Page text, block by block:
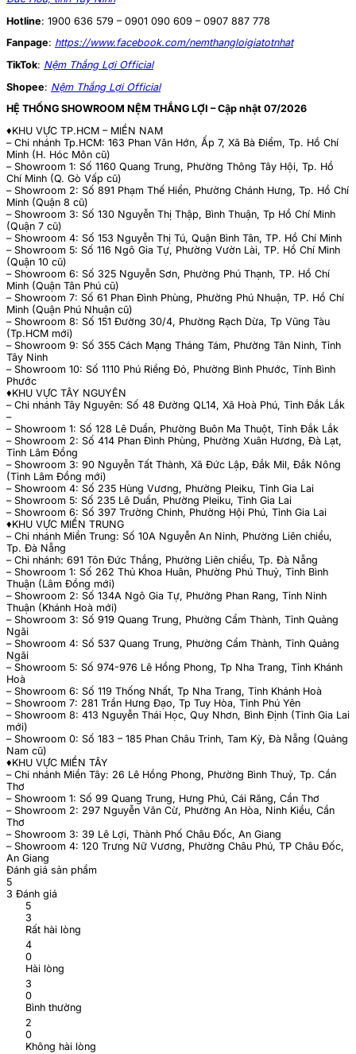
Hotline: 1900 636 579 – 0901 090 609 – 0907 887 778
Fanpage: https://www.facebook.com/nemthangloigiatotnhat
TikTok: Nệm Thắng Lợi Official
Shopee: Nệm Thắng Lợi Official
HỆ THỐNG SHOWROOM NỆM THẮNG LỢI – Cập nhật 07/2026
♦️KHU VỰC TP.HCM – MIỀN NAM
– Chi nhánh Tp.HCM: 163 Phan Văn Hớn, Ấp 7, Xã Bà Điểm, Tp. Hồ Chí
Minh (H. Hóc Môn cũ)
– Showroom 1: Số 1160 Quang Trung, Phường Thông Tây Hội, Tp. Hồ
Chí Minh (Q. Gò Vấp cũ)
– Showroom 2: Số 891 Phạm Thế Hiển, Phường Chánh Hưng, Tp. Hồ Chí
Minh (Quận 8 cũ)
– Showroom 3: Số 130 Nguyễn Thị Thập, Bình Thuận, Tp Hồ Chí Minh
(Quận 7 cũ)
– Showroom 4: Số 153 Nguyễn Thị Tú, Quận Bình Tân, TP. Hồ Chí Minh
– Showroom 5: Số 116 Ngô Gia Tự, Phường Vườn Lài, TP. Hồ Chí Minh
(Quận 10 cũ)
– Showroom 6: Số 325 Nguyễn Sơn, Phường Phú Thạnh, TP. Hồ Chí
Minh (Quận Tân Phú cũ)
– Showroom 7: Số 61 Phan Đình Phùng, Phường Phú Nhuận, TP. Hồ Chí
Minh (Quận Phú Nhuận cũ)
– Showroom 8: Số 151 Đường 30/4, Phường Rạch Dừa, Tp Vũng Tàu
(Tp.HCM mới)
– Showroom 9: Số 355 Cách Mạng Tháng Tám, Phường Tân Ninh, Tỉnh
Tây Ninh
– Showroom 10: Số 1110 Phú Riềng Đỏ, Phường Bình Phước, Tỉnh Bình
Phước
♦️KHU VỰC TÂY NGUYÊN
– Chi nhánh Tây Nguyên: Số 48 Đường QL14, Xã Hoà Phú, Tỉnh Đắk Lắk
–
– Showroom 1: Số 128 Lê Duẩn, Phường Buôn Ma Thuột, Tỉnh Đắk Lắk
– Showroom 2: Số 414 Phan Đình Phùng, Phường Xuân Hương, Đà Lạt,
Tỉnh Lâm Đồng
– Showroom 3: 90 Nguyễn Tất Thành, Xã Đức Lập, Đắk Mil, Đắk Nông
(Tỉnh Lâm Đồng mới)
– Showroom 4: Số 235 Hùng Vương, Phường Pleiku, Tỉnh Gia Lai
– Showroom 5: Số 235 Lê Duẩn, Phường Pleiku, Tỉnh Gia Lai
– Showroom 6: Số 397 Trường Chinh, Phường Hội Phú, Tỉnh Gia Lai
♦️KHU VỰC MIỀN TRUNG
– Chi nhánh Miền Trung: Số 10A Nguyễn An Ninh, Phường Liên chiểu,
Tp. Đà Nẵng
– Chi nhánh: 691 Tôn Đức Thắng, Phường Liên chiểu, Tp. Đà Nẵng
– Showroom 1: Số 262 Thủ Khoa Huân, Phường Phú Thuỷ, Tỉnh Bình
Thuận (Lâm Đồng mới)
– Showroom 2: Số 134A Ngô Gia Tự, Phưởng Phan Rang, Tỉnh Ninh
Thuận (Khánh Hoà mới)
– Showroom 3: Số 919 Quang Trung, Phường Cẩm Thành, Tỉnh Quảng
Ngãi
– Showroom 4: Số 537 Quang Trung, Phường Cẩm Thành, Tỉnh Quảng
Ngãi
– Showroom 5: Số 974-976 Lê Hồng Phong, Tp Nha Trang, Tỉnh Khánh
Hoà
– Showroom 6: Số 119 Thống Nhất, Tp Nha Trang, Tỉnh Khánh Hoà
– Showroom 7: 281 Trần Hưng Đạo, Tp Tuy Hòa, Tỉnh Phú Yên
– Showroom 8: 413 Nguyễn Thái Học, Quy Nhơn, Bình Định (Tỉnh Gia Lai
mới)
– Showroom 0: Số 183 – 185 Phan Châu Trinh, Tam Kỳ, Đà Nẵng (Quảng
Nam cũ)
♦️KHU VỰC MIỀN TÂY
– Chi nhánh Miền Tây: 26 Lê Hồng Phong, Phường Bình Thuỷ, Tp. Cần
Thơ
– Showroom 1: Số 99 Quang Trung, Hưng Phú, Cái Răng, Cần Thơ
– Showroom 2: 297 Nguyễn Văn Cừ, Phường An Hòa, Ninh Kiều, Cần
Thơ
– Showroom 3: 39 Lê Lợi, Thành Phố Châu Đốc, An Giang
– Showroom 4: 120 Trưng Nữ Vương, Phường Châu Phú, TP Châu Đốc,
An Giang
Đánh giá sản phẩm
5
3 Đánh giá
5
3
Rất hài lòng
4
0
Hài lòng
3
0
Bình thường
2
0
Không hài lòng